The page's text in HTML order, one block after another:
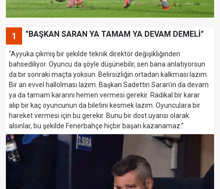
1 "BAŞKAN SARAN YA TAMAM YA DEVAM DEMELİ"
"Ayyuka çıkmış bir şekilde teknik direktör değişikliğinden
bahsediliyor. Oyuncu da şöyle düşünebilir, sen bana anlatıyorsun
da bir sonraki maçta yoksun. Belirsizliğin ortadan kalkması lazım.
Bir an evvel hallolması lazım. Başkan Sadettin Saran'ın da devam
ya da tamam kararını hemen vermesi gerekir. Radikal bir karar
alıp bir kaç oyuncunun da biletini kesmek lazım. Oyunculara bir
hareket vermesi için bu gerekir. Bunu bir dost uyarısı olarak
alsınlar, bu şekilde Fenerbahçe hiçbir başarı kazanamaz.”